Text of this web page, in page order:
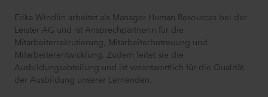
Erika Windlin arbeitet als Manager Human Resources bei der
Leister AG und ist Ansprechpartnerin für die
Mitarbeiterrekrutierung, Mitarbeiterbetreuung und
Mitarbeiterentwicklung. Zudem leitet sie die
Ausbildungsabteilung und ist verantwortlich für die Qualität
der Ausbildung unserer Lernenden.